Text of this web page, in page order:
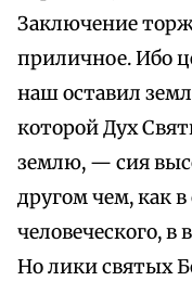
Заключение
приличное. Ибо
наш оставил
которой Дух
землю, — сия
другом чем, как
человеческого, в
Но лики святых